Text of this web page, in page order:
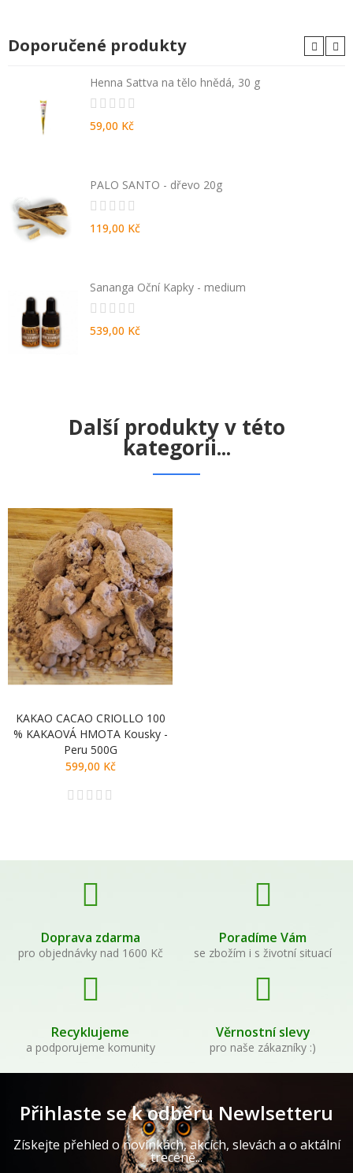
Doporučené produkty
Henna Sattva na tělo hnědá, 30 g
59,00 Kč
PALO SANTO - dřevo 20g
119,00 Kč
Sananga Oční Kapky - medium
539,00 Kč
Další produkty v této
kategorii...
KAKAO CACAO CRIOLLO 100
% KAKAOVÁ HMOTA Kousky -
Peru 500G
599,00 Kč
Doprava zdarma
pro objednávky nad 1600 Kč
Poradíme Vám
se zbožím i s životní situací
Recyklujeme
a podporujeme komunity
Věrnostní slevy
pro naše zákazníky :)
Přihlaste se k odběru Newlsetteru
Získejte přehled o novinkách, akcích, slevách a o aktální
trecéně...